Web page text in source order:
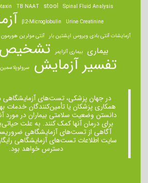
Spinal Fluid Analysis
stool
TB NAAT
Urine Creatinine
β2-Microglobulin
آزمایشات آنتی بادی ویروس اپشتین بار آنتی مولرین هورمون
بیماری بیماری آلزایمر
تفسیر آزمایش سرولوپلاسمین
در جهان پزشکی، تست‌های آزمایشگاهی
همکاری پزشکان یا تأمین‌کنندگان خدمات
دانستن وضعیت سلامتی بیماران در مورد
برای درمان ‌آنها کمک کنند. به علت
آگاهی از تست‌های آزمایشگاهی
سایت اطلاعات تست‌های آزمایشگاهی
دسترس خواهد بود.